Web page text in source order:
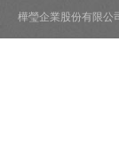
樺瑩企業股份有限公